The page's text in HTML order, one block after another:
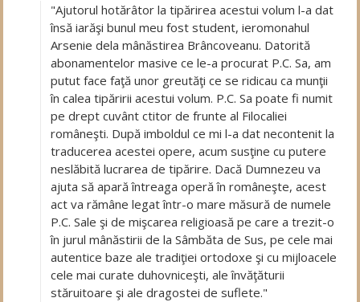
"Ajutorul hotărâtor la tipărirea acestui volum l-a dat
însă iarăşi bunul meu fost student, ieromonahul
Arsenie dela mânăstirea Brâncoveanu. Datorită
abonamentelor masive ce le-a procurat P.C. Sa, am
putut face faţă unor greutăţi ce se ridicau ca munţii
în calea tipăririi acestui volum. P.C. Sa poate fi numit
pe drept cuvânt ctitor de frunte al Filocaliei
româneşti. După imboldul ce mi l-a dat necontenit la
traducerea acestei opere, acum susţine cu putere
neslăbită lucrarea de tipărire. Dacă Dumnezeu va
ajuta să apară întreaga operă în româneşte, acest
act va rămâne legat într-o mare măsură de numele
P.C. Sale şi de mişcarea religioasă pe care a trezit-o
în jurul mânăstirii de la Sâmbăta de Sus, pe cele mai
autentice baze ale tradiţiei ortodoxe şi cu mijloacele
cele mai curate duhovniceşti, ale învăţăturii
stăruitoare şi ale dragostei de suflete."